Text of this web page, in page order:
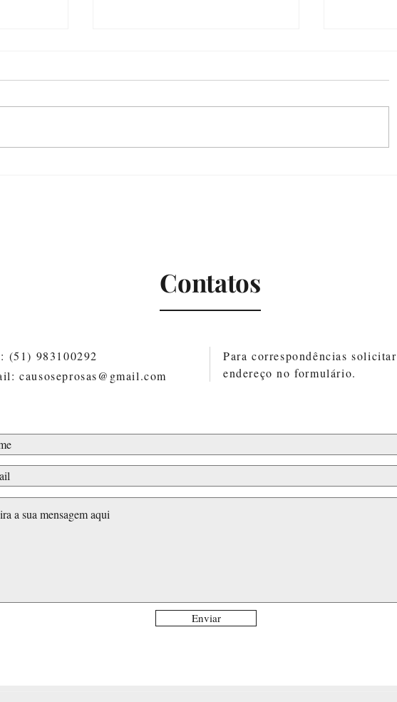
Contatos
(51) 983100292
causoseprosas@gmail.com
Para correspondências solicitar
endereço no formulário.
Enviar